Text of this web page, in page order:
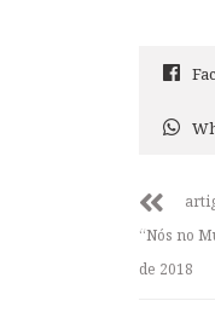
“Nós no
de 2018